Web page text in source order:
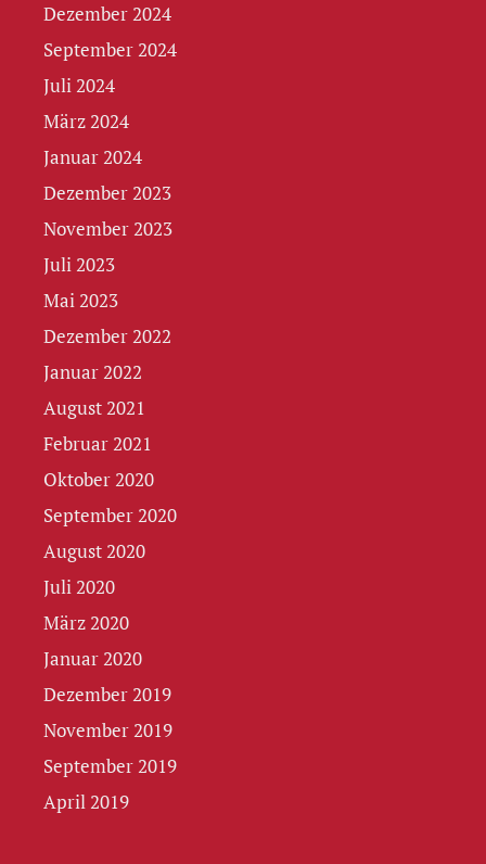
Dezember 2024
September 2024
Juli 2024
März 2024
Januar 2024
Dezember 2023
November 2023
Juli 2023
Mai 2023
Dezember 2022
Januar 2022
August 2021
Februar 2021
Oktober 2020
September 2020
August 2020
Juli 2020
März 2020
Januar 2020
Dezember 2019
November 2019
September 2019
April 2019